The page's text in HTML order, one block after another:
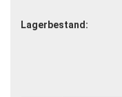
Lagerbestand: